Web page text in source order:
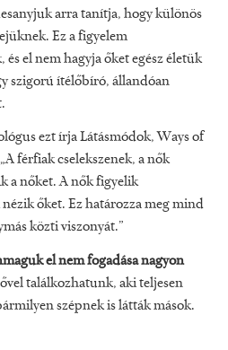
arra tanítja, hogy különös
Ez a figyelem
és el nem hagyja őket egész életük
szigorú ítélőbíró, állandóan
ezt írja Látásmódok, Ways of
férfiak cselekszenek, a nők
a nőket. A nők figyelik
őket. Ez határozza meg mind
közti viszonyát.”
el nem fogadása nagyon
találkozhatunk, aki teljesen
szépnek is látták mások.